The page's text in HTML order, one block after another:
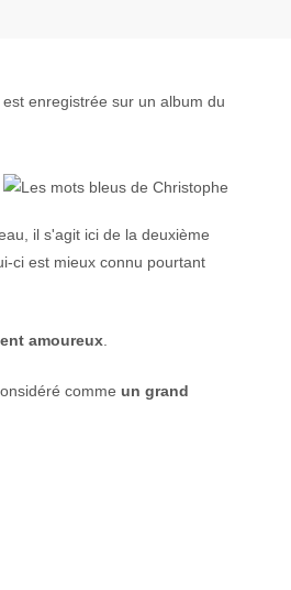
enregistrée sur un album du
il s'agit ici de la deuxième
ci est mieux connu pourtant
amoureux
comme un grand